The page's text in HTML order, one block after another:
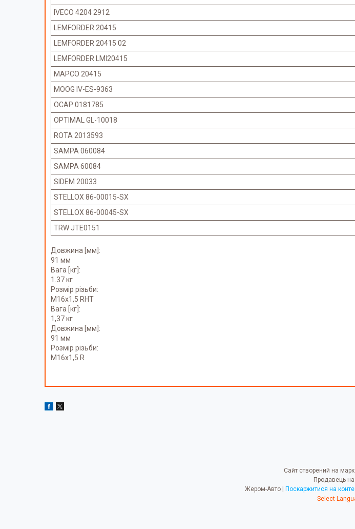
IVECO 4204 2912
LEMFORDER 20415
LEMFORDER 20415 02
LEMFORDER LMI20415
MAPCO 20415
MOOG IV-ES-9363
OCAP 0181785
OPTIMAL GL-10018
ROTA 2013593
SAMPA 060084
SAMPA 60084
SIDEM 20033
STELLOX 86-00015-SX
STELLOX 86-00045-SX
TRW JTE0151
Довжина [мм]:
91 мм
Вага [кг]:
1.37 кг
Розмір різьби:
M16x1,5 RHT
Вага [кг]:
1,37 кг
Довжина [мм]:
91 мм
Розмір різьби:
M16x1,5 R
Сайт створений на
Продавець
Жером-Авто | Поскаржитися на
Select